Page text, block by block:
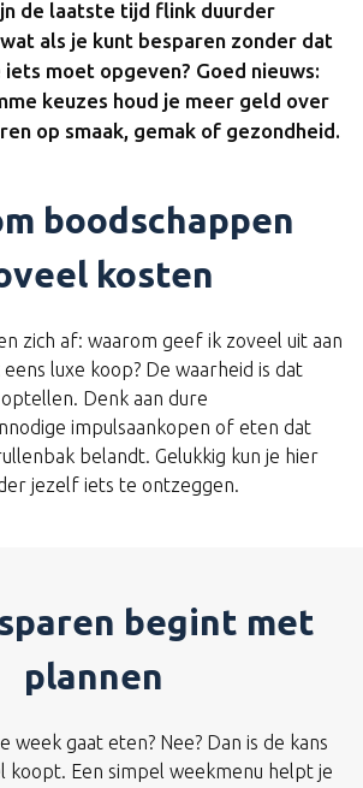
de laatste tijd flink duurder
als je kunt besparen zonder dat
moet opgeven? Goed nieuws:
keuzes houd je meer geld over
op smaak, gemak of gezondheid.
boodschappen
kosten
zich af: waarom geef ik zoveel uit aan
luxe koop? De waarheid is dat
Denk aan dure
impulsaankopen of eten dat
belandt. Gelukkig kun je hier
jezelf iets te ontzeggen.
begint met
plannen
week gaat eten? Nee? Dan is de kans
koopt. Een simpel weekmenu helpt je